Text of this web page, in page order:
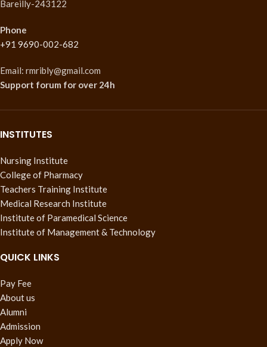
Bareilly-243122
Phone
+91 9690-002-682
Email: rmribly@gmail.com
Support forum for over 24h
INSTITUTES
Nursing Institute
College of Pharmacy
Teachers Training Institute
Medical Research Institute
Institute of Paramedical Science
Institute of Management & Technology
QUICK LINKS
Pay Fee
About us
Alumni
Admission
Apply Now